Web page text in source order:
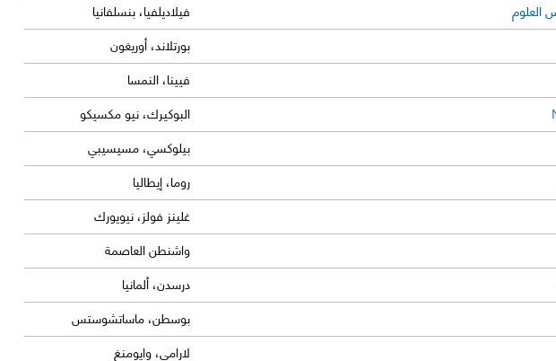
فيلاديلفيا، بنسلفانيا
بورتلاند، أوريغون
فيينا، النمسا
البوكيرك، نيو مكسيكو
بيلوكسي، مسيسيبي
روما، إيطاليا
غلينز فولز، نيويورك
واشنطن العاصمة
درسدن، ألمانيا
بوسطن، ماساتشوستس
لارامي، وايومنغ